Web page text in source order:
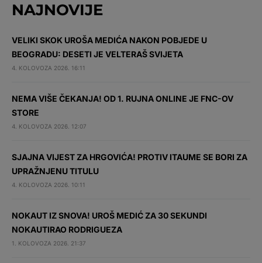
NAJNOVIJE
VELIKI SKOK UROŠA MEDIĆA NAKON POBJEDE U
BEOGRADU: DESETI JE VELTERAŠ SVIJETA
4. KOLOVOZA 2026. 16:11
NEMA VIŠE ČEKANJA! OD 1. RUJNA ONLINE JE FNC-OV
STORE
4. KOLOVOZA 2026. 12:07
SJAJNA VIJEST ZA HRGOVIĆA! PROTIV ITAUME SE BORI ZA
UPRAŽNJENU TITULU
4. KOLOVOZA 2026. 10:11
NOKAUT IZ SNOVA! UROŠ MEDIĆ ZA 30 SEKUNDI
NOKAUTIRAO RODRIGUEZA
1. KOLOVOZA 2026. 21:37